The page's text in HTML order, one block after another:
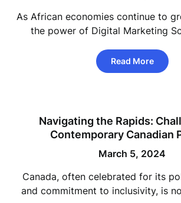
As African economies continue to
the power of Digital Marketing
Read More
Navigating the Rapids:
Contemporary Canadian
March 5, 2024
Canada, often celebrated for its
and commitment to inclusivity, is